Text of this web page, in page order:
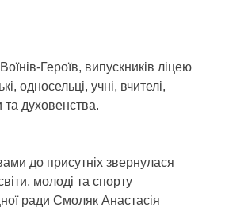
Героїв, випускників ліцею
односельці, учні, вчителі,
духовенства.
до присутніх звернулася
молоді та спорту
ради Смоляк Анастасія